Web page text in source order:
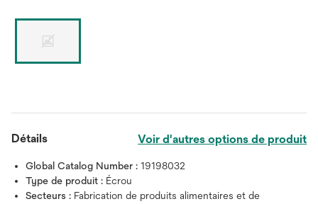
Détails Voir d'autres options de produit
Global Catalog Number : 19198032
Type de produit : Écrou
Secteurs : Fabrication de produits alimentaires et de